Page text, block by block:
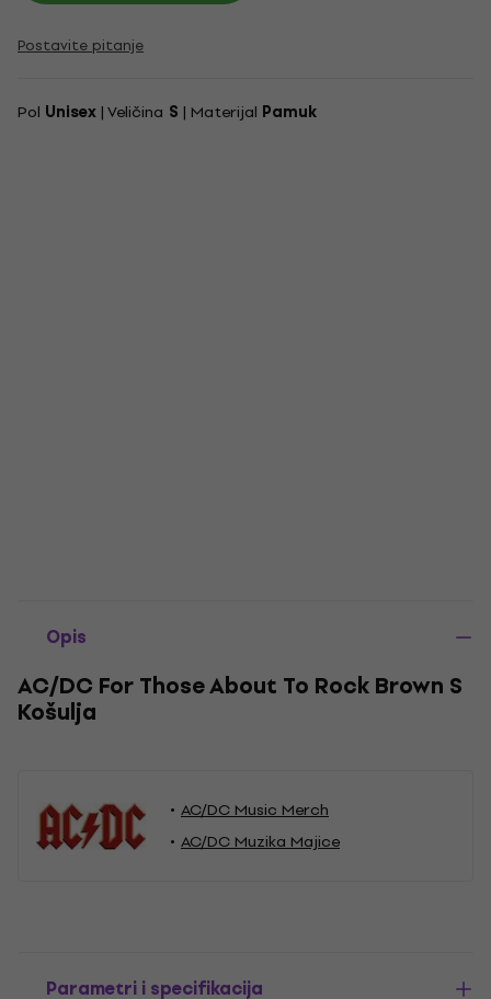
Postavite pitanje
Pol Unisex | Veličina S | Materijal Pamuk
Opis
AC/DC For Those About To Rock Brown S
Košulja
AC/DC Music Merch
AC/DC Muzika Majice
Parametri i specifikacija